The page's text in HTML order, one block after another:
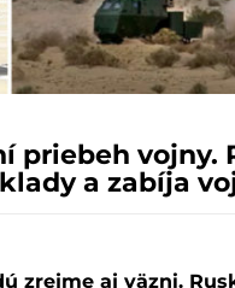
priebeh vojny.
a zabíja
zrejme aj väzni.